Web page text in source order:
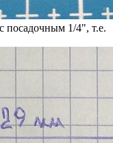
посадочным 1/4", т.е.